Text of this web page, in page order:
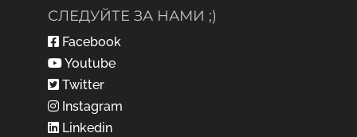
СЛЕДУЙТЕ ЗА НАМИ ;)
Facebook
Youtube
Twitter
Instagram
Linkedin